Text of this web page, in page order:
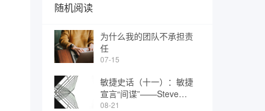
随机阅读
为什么我的团队不承担责
任
07-15
敏捷史话（十一）：敏捷
宣言“间谍”——Steve
Mellor
08-21